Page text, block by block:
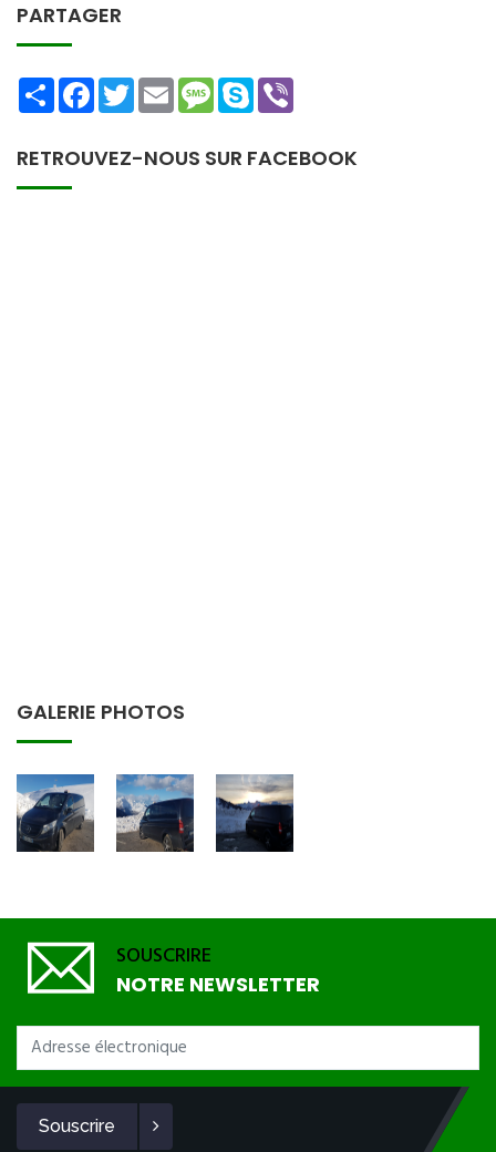
PARTAGER
ShareFacebookTwitterEmailMessage
Skype
RETROUVEZ-NOUS SUR FACEBOOK
GALERIE PHOTOS
SOUSCRIRE
NOTRE NEWSLETTER
Souscrire